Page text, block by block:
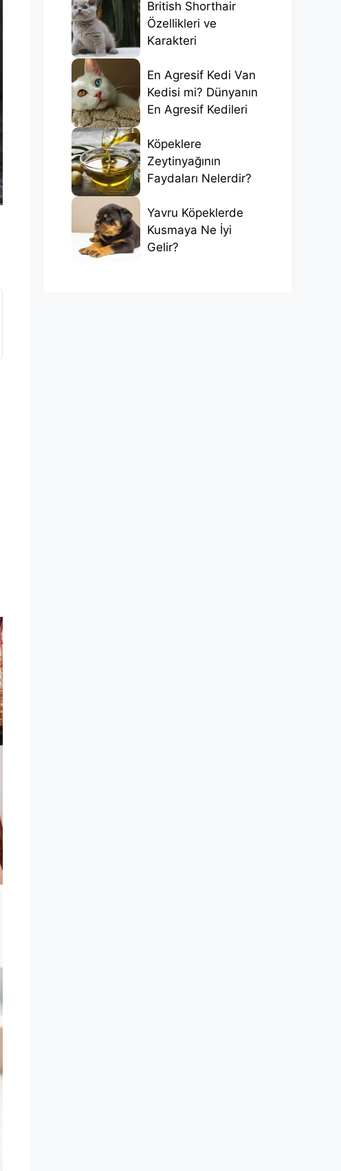
British Shorthair
Özellikleri ve
Karakteri
En Agresif Kedi Van
Kedisi mi? Dünyanın
En Agresif Kedileri
Köpeklere
Zeytinyağının
Faydaları Nelerdir?
Yavru Köpeklerde
Kusmaya Ne İyi
Gelir?